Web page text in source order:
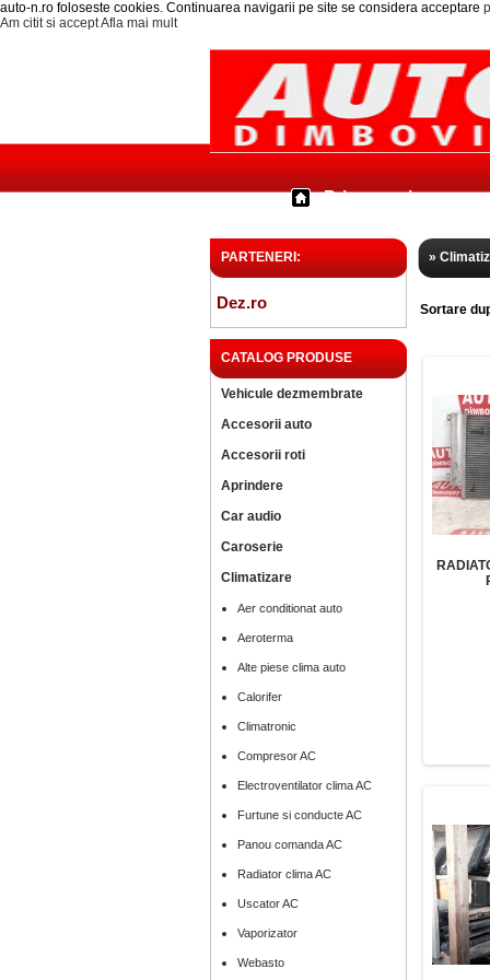
auto-n.ro foloseste cookies. Continuarea navigarii pe site se considera acceptare
Am citit si acceptAfla mai mult
Prima pagina
PARTENERI:
Dez.ro
CATALOG PRODUSE
Vehicule dezmembrate
Accesorii auto
Accesorii roti
Aprindere
Car audio
Caroserie
Climatizare
Aer conditionat auto
Aeroterma
Alte piese clima auto
Calorifer
Climatronic
Compresor AC
Electroventilator clima AC
Furtune si conducte AC
Panou comanda AC
Radiator clima AC
Uscator AC
Vaporizator
Webasto
»
Sortare